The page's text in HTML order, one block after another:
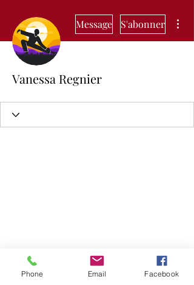
Message S'abonner
Vanessa Regnier
Phone Email Facebook